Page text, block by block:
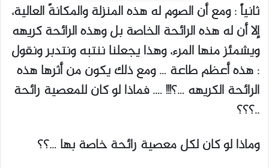
ثانياً : ومع أن الصوم له هذه المنزلة والمكانةً العالية،
إلا أن له هذه الرائحة الخاصة بل وهذه الرائحة كريهه
ويشمئز منها المرء، وهذا يجعلنا ننتبه ونتدبر ونقول
: هذه أعظم طاعة … ومع ذلك يكون من أثرها هذه
الرائحة الكريهه …؟!!! …. فماذا لو كان للمعصية رائحة
..؟؟؟
وماذا لو كان لكل معصية رائحة خاصة بها …؟؟